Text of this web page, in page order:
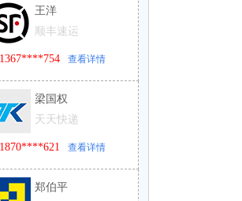
王洋
顺丰速运
1367****754 查看详情
梁国权
天天快递
1870****621 查看详情
郑伯平